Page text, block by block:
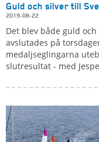
Guld och silver till
2019-08-22
Det blev både guld
avslutades på
medaljseglingarna
slutresultat - med